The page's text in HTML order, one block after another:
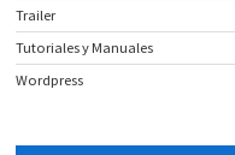
Trailer
Tutoriales y Manuales
Wordpress